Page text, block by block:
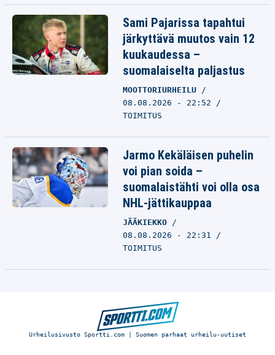
Sami Pajarissa tapahtui
järkyttävä muutos vain 12
kuukaudessa –
suomalaiselta paljastus
MOOTTORIURHEILU
08.08.2026 - 22:52
TOIMITUS
Jarmo Kekäläisen puhelin
voi pian soida –
suomalaistähti voi olla osa
NHL-jättikauppaa
JÄÄKIEKKO
08.08.2026 - 22:31
TOIMITUS
Urheilusivusto Sportti.com | Suomen parhaat urheilu-uutiset